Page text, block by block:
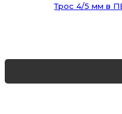
Трос 4/5 мм в